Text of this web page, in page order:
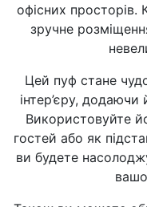
офісних просторів.
зручне
Цей пуф стане
інтер’єру,
Використовуйте
гостей або як
ви будете